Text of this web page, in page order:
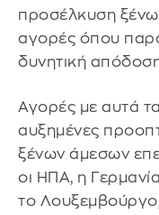
προσέλκυση
αγορές όπου
δυνητική
Αγορές με αυτά
αυξημένες
ξένων άμεσων
οι ΗΠΑ, η
το